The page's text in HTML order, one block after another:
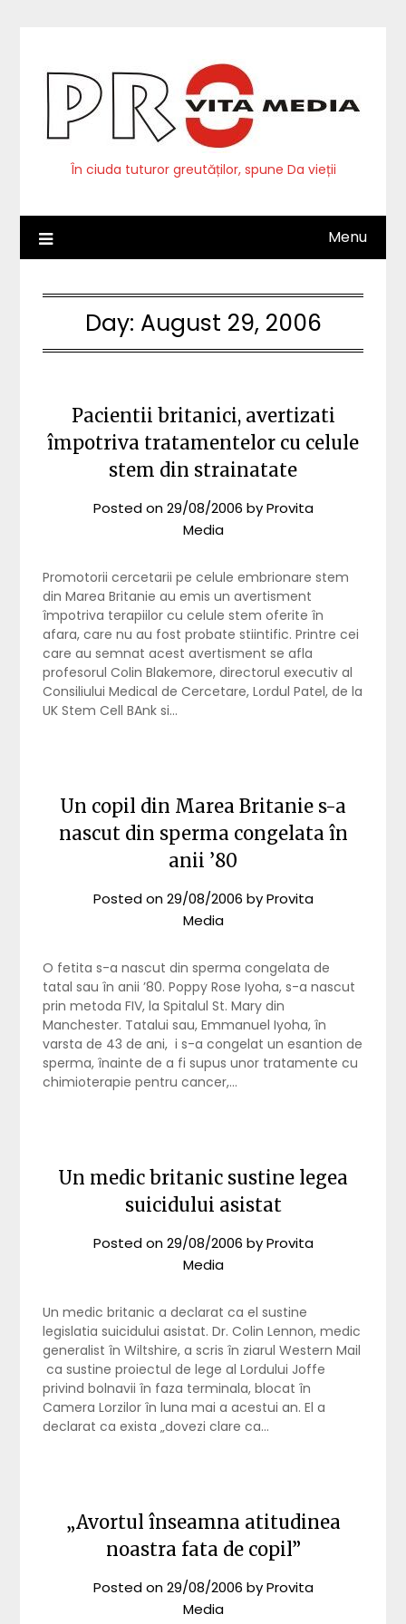
În ciuda tuturor greutăților, spune Da vieții
Menu
Day: August 29, 2006
Pacientii britanici, avertizati
împotriva tratamentelor cu celule
stem din strainatate
Posted on29/08/2006 byProvita
Media
Promotorii cercetarii pe celule embrionare stem
din Marea Britanie au emis un avertisment
împotriva terapiilor cu celule stem oferite în
afara, care nu au fost probate stiintific. Printre cei
care au semnat acest avertisment se afla
profesorul Colin Blakemore, directorul executiv al
Consiliului Medical de Cercetare, Lordul Patel, de la
UK Stem Cell BAnk si…
Un copil din Marea Britanie s-a
nascut din sperma congelata în
anii ’80
Posted on29/08/2006 byProvita
Media
O fetita s-a nascut din sperma congelata de
tatal sau în anii ’80. Poppy Rose Iyoha, s-a nascut
prin metoda FIV, la Spitalul St. Mary din
Manchester. Tatalui sau, Emmanuel Iyoha, în
varsta de 43 de ani, i s-a congelat un esantion de
sperma, înainte de a fi supus unor tratamente cu
chimioterapie pentru cancer,…
Un medic britanic sustine legea
suicidului asistat
Posted on29/08/2006 byProvita
Media
Un medic britanic a declarat ca el sustine
legislatia suicidului asistat. Dr. Colin Lennon, medic
generalist în Wiltshire, a scris în ziarul Western Mail
ca sustine proiectul de lege al Lordului Joffe
privind bolnavii în faza terminala, blocat în
Camera Lorzilor în luna mai a acestui an. El a
declarat ca exista „dovezi clare ca…
„Avortul înseamna atitudinea
noastra fata de copil”
Posted on29/08/2006 byProvita
Media